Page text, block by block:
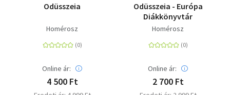
Odüsszeia
Homérosz
Online ár:
4 500 Ft
Odüsszeia - Európa
Diákkönyvtár
Homérosz
Online ár:
2 700 Ft